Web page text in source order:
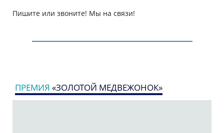
Пишите или звоните! Мы на связи!
ПРЕМИЯ «ЗОЛОТОЙ МЕДВЕЖОНОК»